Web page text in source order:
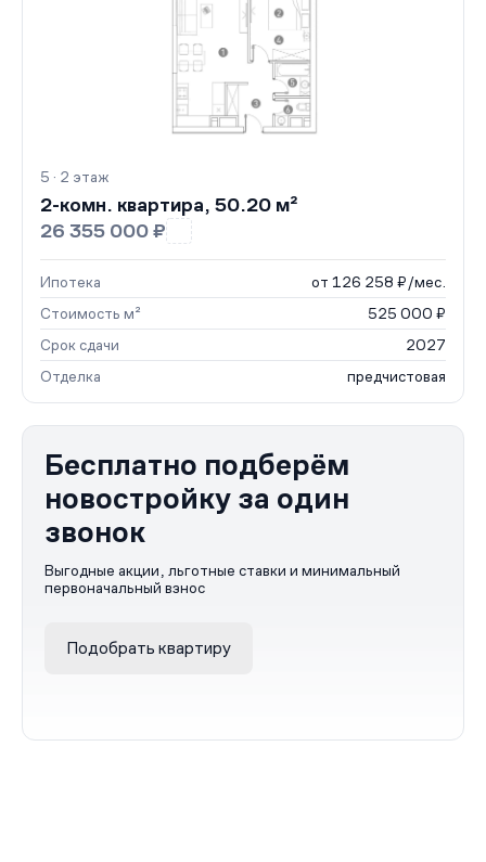
5 · 2 этаж
2-комн. квартира, 50.20 м²
26 355 000 ₽
Ипотека
от 126 258 ₽/мес.
Стоимость м²
525 000 ₽
Срок сдачи
2027
Отделка
предчистовая
Бесплатно подберём
новостройку за один
звонок
Выгодные акции, льготные ставки и минимальный
первоначальный взнос
Подобрать квартиру